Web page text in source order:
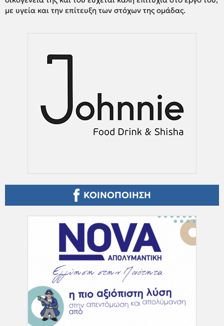
με υγεία και την επίτευξη των στόχων της ομάδας.
ΚΟΙΝΟΠΟΙΗΣΗ